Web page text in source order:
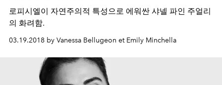
로피시엘이 자연주의적 특성으로 에워싼 샤넬 파인 주얼리
의 화려함.
03.19.2018 by Vanessa Bellugeon et Emily Minchella